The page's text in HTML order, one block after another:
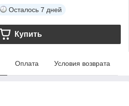
Осталось 7 дней
Купить
Оплата Условия возврата